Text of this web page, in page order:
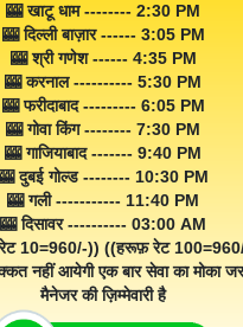
🎰 खाटू धाम -------- 2:30 PM
🎰 दिल्ली बाज़ार ------ 3:05 PM
🎰 श्री गणेश ------ 4:35 PM
🎰 करनाल ---------- 5:30 PM
🎰 फरीदाबाद --------- 6:05 PM
🎰 गोवा किंग -------- 7:30 PM
🎰 गाजियाबाद ------- 9:40 PM
🎰 दुबई गोल्ड -------- 10:30 PM
🎰 गली ----------- 11:40 PM
🎰 दिसावर ---------- 03:00 AM
रेट 10=960/-)) ((हरूफ़ रेट
नहीं आयेगी एक बार सेवा का मोका
मैनेजर की ज़िम्मेवारी है